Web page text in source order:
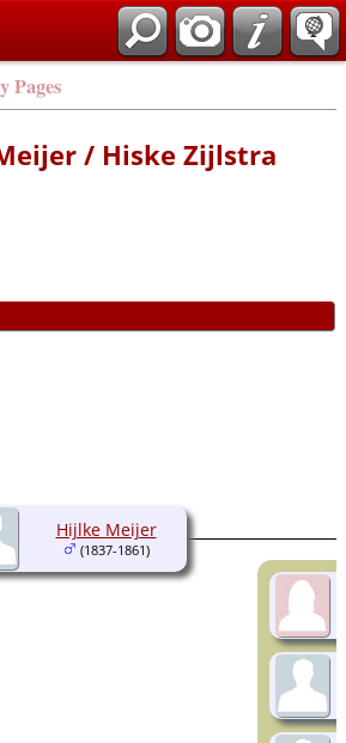
Pages
/ Hiske Zijlstra
Hijlke Meijer
(1837-1861)